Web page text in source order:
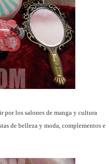
por los salones de manga y cultura
de belleza y moda, complementos e